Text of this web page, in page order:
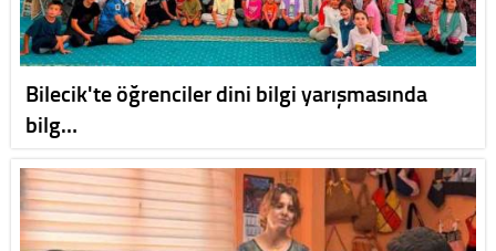
Bilecik'te öğrenciler dini bilgi yarışmasında
bilg…